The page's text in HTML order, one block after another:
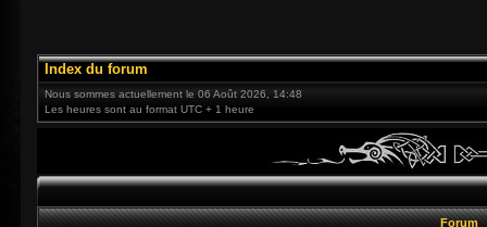
Index du forum
Nous sommes actuellement le 06 Août 2026, 14:48
Les heures sont au format UTC + 1 heure
Forum